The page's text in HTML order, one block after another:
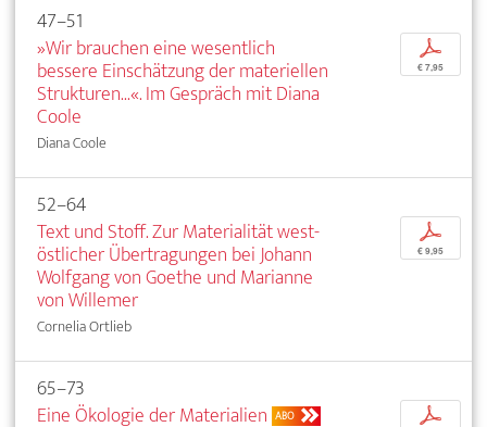
47–51
»Wir brauchen eine wesentlich
bessere Einschätzung der materiellen
Strukturen...«. Im Gespräch mit Diana
Coole
Diana Coole
p
€ 7,95
52–64
Text und Stoff. Zur Materialität west-
östlicher Übertragungen bei Johann
Wolfgang von Goethe und Marianne
von Willemer
Cornelia Ortlieb
p
€ 9,95
65–73
Eine Ökologie der Materialien ABO p